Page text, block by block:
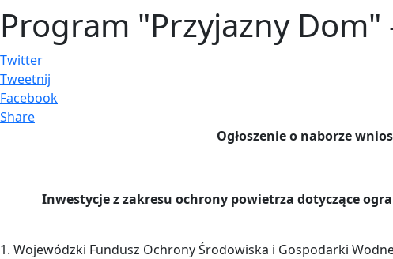
Program "Przyjazny
Twitter
Tweetnij
Facebook
Share
Ogłoszenie o naborze
Inwestycje z zakresu ochrony powietrza dotyczące
1. Wojewódzki Fundusz Ochrony Środowiska i Gospodarki